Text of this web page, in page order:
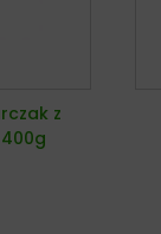
z